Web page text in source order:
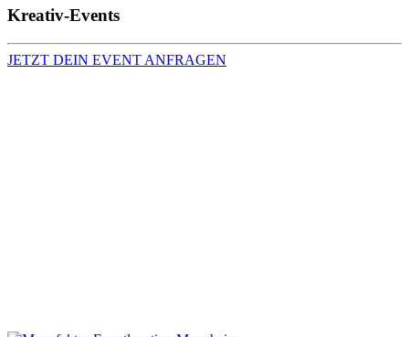
Kreativ-Events
JETZT DEIN EVENT ANFRAGEN